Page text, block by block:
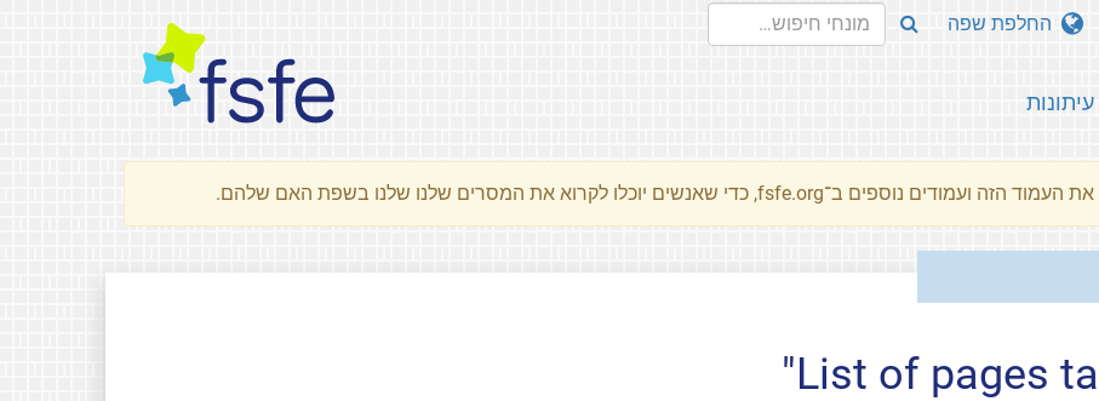
עיתונות
החלפת שפה
את העמוד הזה ועמודים נוספים ב־fsfe.org, כדי שאנשים יוכלו לקרוא את המסרים שלנו שלנו בשפת האם שלהם.
List of pages